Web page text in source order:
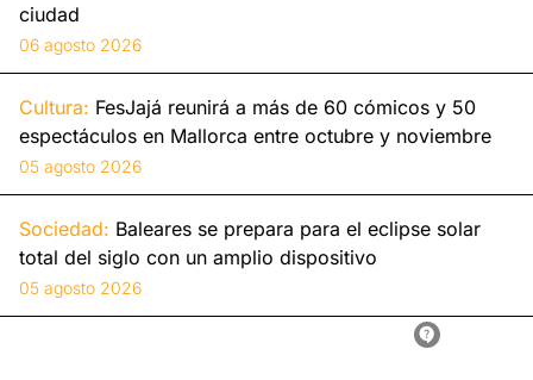
ciudad
06 agosto 2026
Cultura: FesJajá reunirá a más de 60 cómicos y 50
espectáculos en Mallorca entre octubre y noviembre
05 agosto 2026
Sociedad: Baleares se prepara para el eclipse solar
total del siglo con un amplio dispositivo
05 agosto 2026